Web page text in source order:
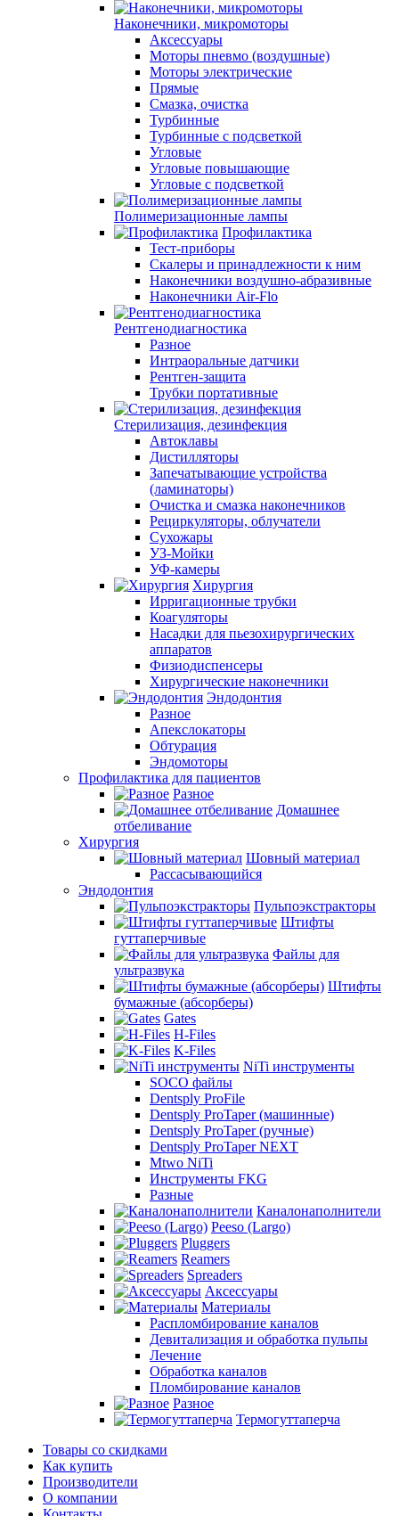
Наконечники, микромоторы
Аксессуары
Моторы пневмо (воздушные)
Моторы электрические
Прямые
Смазка, очистка
Турбинные
Турбинные с подсветкой
Угловые
Угловые повышающие
Угловые с подсветкой
Полимеризационные лампы
Профилактика
Тест-приборы
Скалеры и принадлежности к ним
Наконечники воздушно-абразивные
Наконечники Air-Flo
Рентгенодиагностика
Разное
Интраоральные датчики
Рентген-защита
Трубки портативные
Стерилизация, дезинфекция
Автоклавы
Дистилляторы
Запечатывающие устройства
(ламинаторы)
Очистка и смазка наконечников
Рециркуляторы, облучатели
Сухожары
УЗ-Мойки
УФ-камеры
Хирургия
Ирригационные трубки
Коагуляторы
Насадки для пьезохирургических
аппаратов
Физиодиспенсеры
Хирургические наконечники
Эндодонтия
Разное
Апекслокаторы
Обтурация
Эндомоторы
Профилактика для пациентов
Разное
Домашнее
отбеливание
Хирургия
Шовный материал
Рассасывающийся
Эндодонтия
Пульпоэкстракторы
Штифты
гуттаперчивые
Файлы для
ультразвука
Штифты
бумажные (абсорберы)
Gates
H-Files
K-Files
NiTi инструменты
SOCO файлы
Dentsply ProFile
Dentsply ProTaper (машинные)
Dentsply ProTaper (ручные)
Dentsply ProTaper NEXT
Mtwo NiTi
Инструменты FKG
Разные
Каналонаполнители
Peeso (Largo)
Pluggers
Reamers
Spreaders
Аксессуары
Материалы
Распломбирование каналов
Девитализация и обработка пульпы
Лечение
Обработка каналов
Пломбирование каналов
Разное
Термогуттаперча
Товары со скидками
Как купить
Производители
О компании